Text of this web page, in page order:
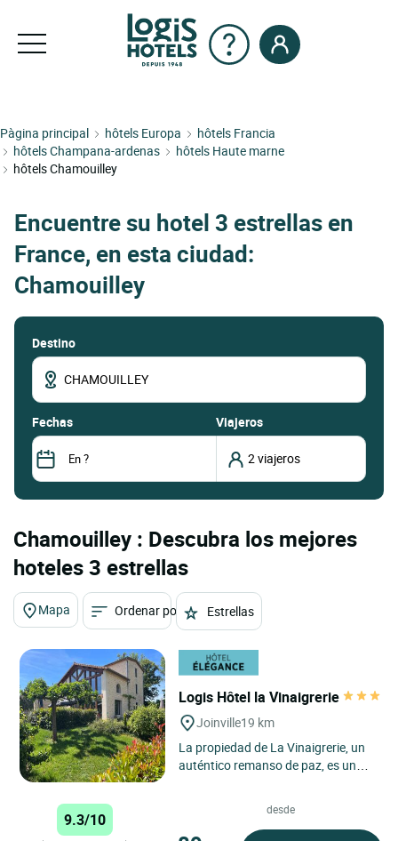
Pàgina principal hôtels Europa
hôtels Francia
hôtels Champana-ardenas
hôtels Haute marne
hôtels Chamouilley
Encuentre su hotel 3 estrellas en
France, en esta ciudad:
Chamouilley
Destino
fechas Viajeros
Chamouilley : Descubra los mejores
hoteles 3 estrellas
Mapa Ordenar por Estrellas
Logis Hôtel la Vinaigrerie
Joinville19 km
La propiedad de La Vinaigrerie, un
auténtico remanso de paz, es una
9.3/10
desde